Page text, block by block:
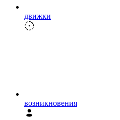
движки
возникновения